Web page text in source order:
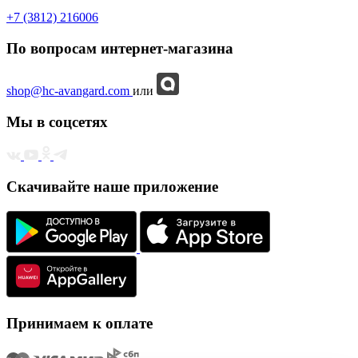
+7 (3812) 216006
По вопросам интернет-магазина
shop@hc-avangard.com или
Мы в соцсетях
Скачивайте наше приложение
Принимаем к оплате